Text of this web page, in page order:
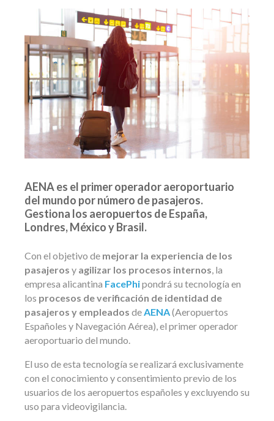
AENA es el primer operador aeroportuario
del mundo por número de pasajeros.
Gestiona los aeropuertos de España,
Londres, México y Brasil.
Con el objetivo de mejorar la experiencia de los
pasajeros y agilizar los procesos internos, la
empresa alicantina FacePhipondrá su tecnología en
los procesos de verificación de identidad de
pasajeros y empleados deAENA(Aeropuertos
Españoles y Navegación Aérea), el primer operador
aeroportuario del mundo.
El uso de esta tecnología se realizará exclusivamente
con el conocimiento y consentimiento previo de los
usuarios de los aeropuertos españoles y excluyendo su
uso para videovigilancia.